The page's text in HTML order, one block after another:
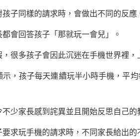
同樣的請求時，會做出不同的反應
回答孩子「那就玩一會兒」。
多孩子會因此沉迷在手機世界裡，
孩子每天連續玩半小時手機，平均
家長感到詫異並且開始反思自己的
玩手機的請求時，不同家長給出的